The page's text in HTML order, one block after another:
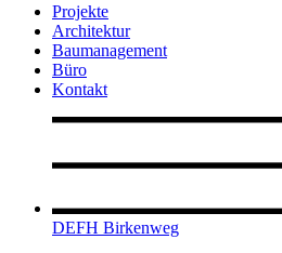
Projekte
Architektur
Baumanagement
Büro
Kontakt
DEFH Birkenweg